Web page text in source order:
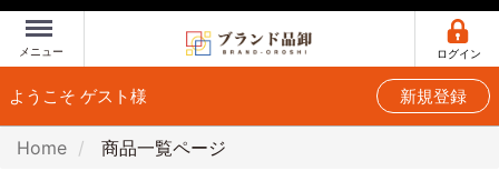
Menu
メニュー ログイン
ようこそ ゲスト様 新規登録
Home 商品一覧ページ